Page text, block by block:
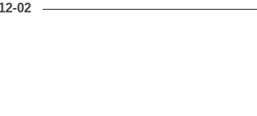
02